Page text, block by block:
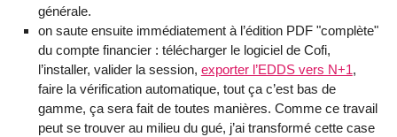
générale.
on saute ensuite immédiatement à l’édition PDF "complète"
du compte financier : télécharger le logiciel de Cofi,
l’installer, valider la session, exporter l’EDDS vers N+1,
faire la vérification automatique, tout ça c’est bas de
gamme, ça sera fait de toutes manières. Comme ce travail
peut se trouver au milieu du gué, j’ai transformé cette case